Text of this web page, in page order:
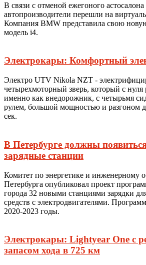
В связи с отменой ежегоного
автопроизводители перешли на
Компания BMW представила свою
модель i4.
Электрокары: Комфортный
Электро UTV Nikola NZT -
четырехмоторный зверь, который с нуля
именно как внедорожник, с четырьмя
рулем, большой мощностью и разгоном
сек.
В Петербурге должны
зарядные станции
Комитет по энергетике и инженерному
Петербурга опубликовал проект
города 32 новыми станциями зарядки
средств с электродвигателями.
2020-2023 годы.
Электрокары: Lightyear One с
запасом хода в 725 км